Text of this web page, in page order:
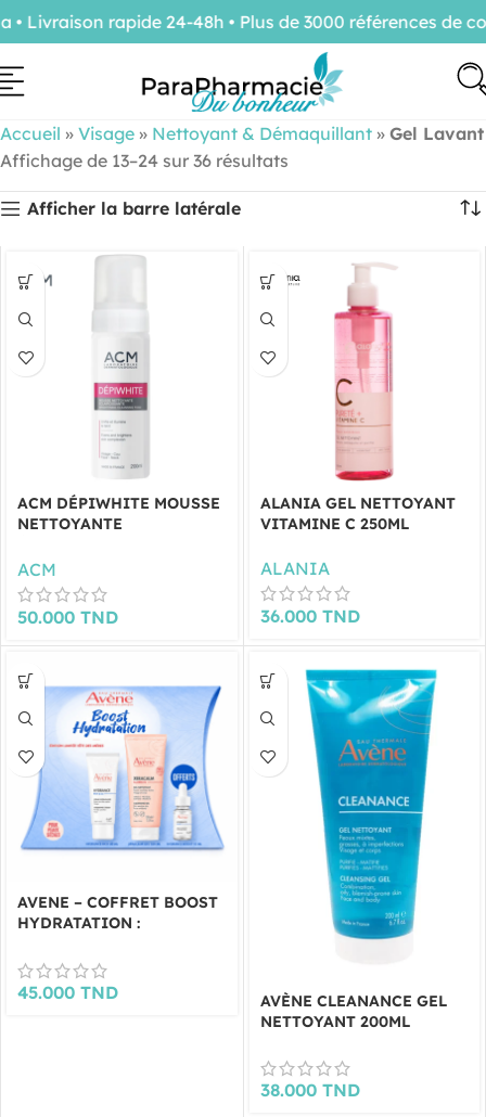
Accueil » Visage » Nettoyant & Démaquillant » Gel Lavant
Affichage de 13–24 sur 36 résultats
Afficher la barre latérale
ACM DÉPIWHITE MOUSSE
NETTOYANTE
ACM
50.000 TND
ALANIA GEL NETTOYANT
VITAMINE C 250ML
ALANIA
36.000 TND
AVENE – COFFRET BOOST
HYDRATATION :
+ GEL NETTOYANT
XERACALM ET SERUM
HYDRANCE BOOST 10ML
45.000 TND
AVÈNE CLEANANCE GEL
NETTOYANT 200ML
38.000 TND
rapide 24-48h • Plus de 3000 références de